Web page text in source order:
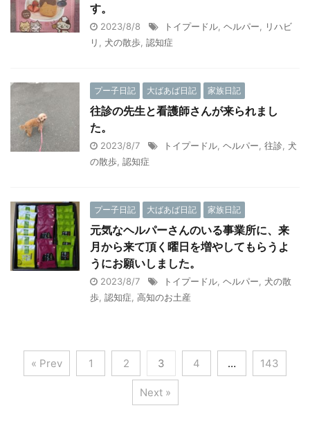
す。
2023/8/8 トイプードル ヘルパー
リハビ
リ
犬の散歩 認知症
プー子日記 大ばあば日記 家族日記
往診の先生と看護師さんが来られまし
た。
2023/8/7 トイプードル ヘルパー 往診 犬
の散歩 認知症
プー子日記 大ばあば日記 家族日記
元気なヘルパーさんのいる事業所に、来
月から来て頂く曜日を増やしてもらうよ
うにお願いしました。
2023/8/7 トイプードル ヘルパー
犬の散
歩 認知症 高知のお土産
« Prev 1 2 3 4 … 143
Next »